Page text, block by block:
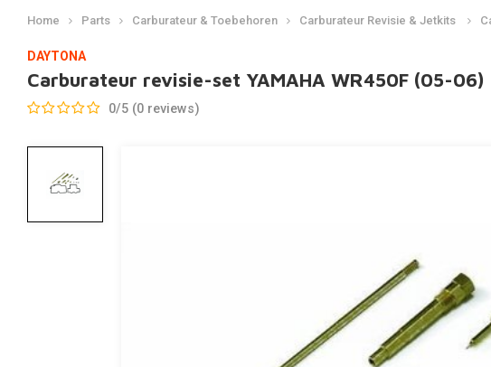
Home Parts Carburateur & Toebehoren Carburateur Revisie & Jetkits
DAYTONA
Carburateur revisie-set YAMAHA WR450F (05-06)
0/5 (0 reviews)